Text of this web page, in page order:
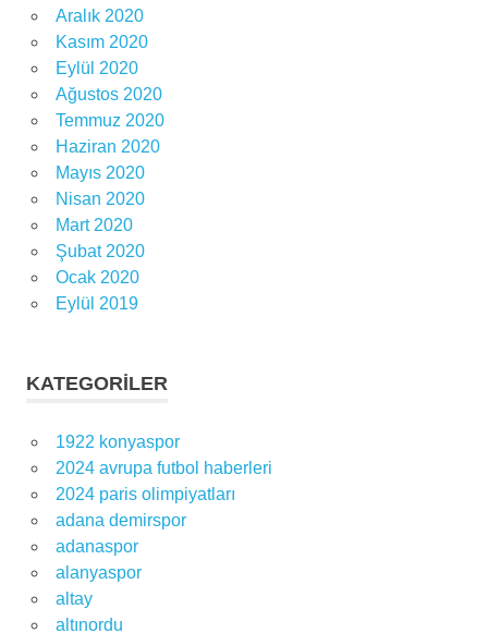
Aralık 2020
Kasım 2020
Eylül 2020
Ağustos 2020
Temmuz 2020
Haziran 2020
Mayıs 2020
Nisan 2020
Mart 2020
Şubat 2020
Ocak 2020
Eylül 2019
KATEGORILER
1922 konyaspor
2024 avrupa futbol haberleri
2024 paris olimpiyatları
adana demirspor
adanaspor
alanyaspor
altay
altınordu